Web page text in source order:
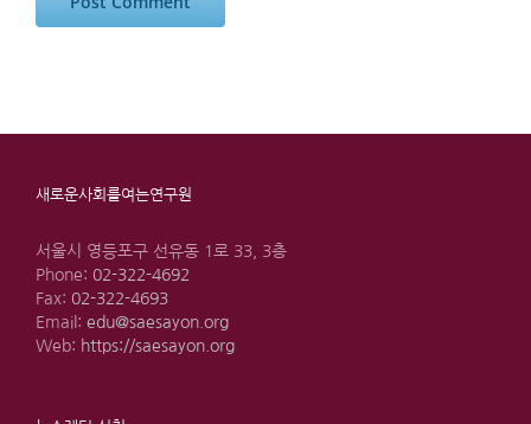
새로운사회를여는연구원
서울시 영등포구 선유동 1로 33, 3층
Phone: 02-322-4692
Fax: 02-322-4693
Email: edu@saesayon.org
Web: https://saesayon.org